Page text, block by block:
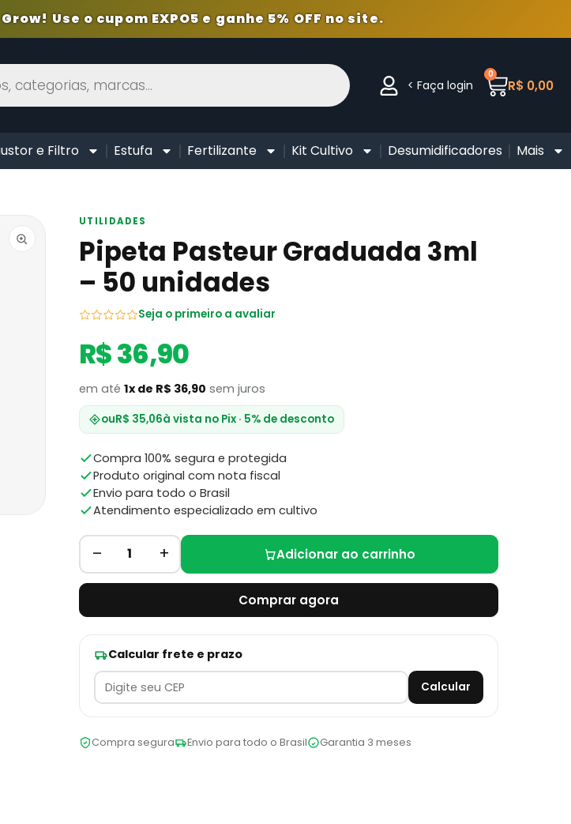
Use o cupom EXPO5 e ganhe 5% OFF no site.
< Faça login R$ 0,00
0
e Filtro Estufa Fertilizante Kit Cultivo Desumidificadores Mais
UTILIDADES
Pipeta Pasteur Graduada 3ml
– 50 unidades
Seja o primeiro a avaliar
R$ 36,90
em até 1x de R$ 36,90 sem juros
ouR$ 35,06à vista no Pix · 5% de desconto
Compra 100% segura e protegida
Produto original com nota fiscal
Envio para todo o Brasil
Atendimento especializado em cultivo
– 1 + Adicionar ao carrinho
Comprar agora
Calcular frete e prazo
Calcular
Compra segura Envio para todo o Brasil Garantia 3 meses